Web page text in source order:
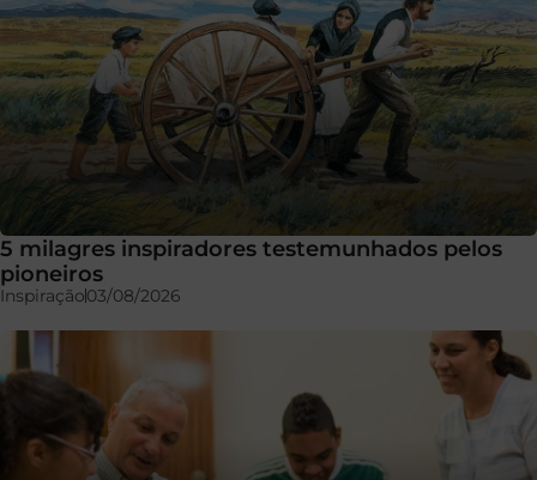
5 milagres inspiradores testemunhados pelos
pioneiros
Inspiração03/08/2026